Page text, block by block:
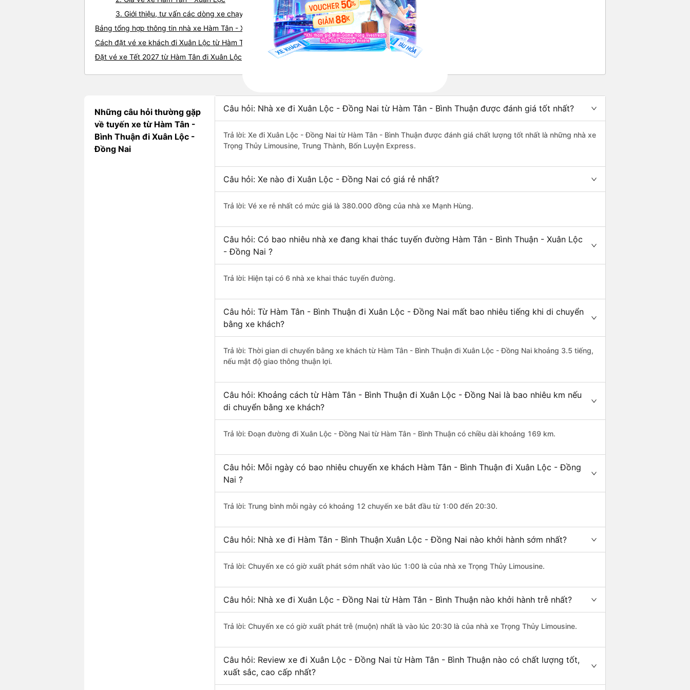
3. Giới thiệu, tư vấn các dòng xe chạy tuyến đường Hàm Tân đi Xuân Lộc
Bảng tổng hợp thông tin nhà xe Hàm Tân - Xuân Lộc
Cách đặt vé xe khách đi Xuân Lộc từ Hàm Tân nhanh và uy tín nhất
Đặt vé xe Tết 2027 từ Hàm Tân đi Xuân Lộc
Những câu hỏi thường gặp
về tuyến xe từ Hàm Tân -
Bình Thuận đi Xuân Lộc -
Đồng Nai
Câu hỏi: Nhà xe đi Xuân Lộc - Đồng Nai từ Hàm Tân - Bình Thuận được đánh giá tốt nhất?
Trả lời: Xe đi Xuân Lộc - Đồng Nai từ Hàm Tân - Bình Thuận được đánh giá chất lượng tốt nhất là những nhà xe
Trọng Thủy Limousine, Trung Thành, Bốn Luyện Express.
Câu hỏi: Xe nào đi Xuân Lộc - Đồng Nai có giá rẻ nhất?
Trả lời: Vé xe rẻ nhất có mức giá là 380.000 đồng của nhà xe Mạnh Hùng.
Câu hỏi: Có bao nhiêu nhà xe đang khai thác tuyến đường Hàm Tân - Bình Thuận - Xuân Lộc
- Đồng Nai ?
Trả lời: Hiện tại có 6 nhà xe khai thác tuyến đường.
Câu hỏi: Từ Hàm Tân - Bình Thuận đi Xuân Lộc - Đồng Nai mất bao nhiêu tiếng khi di chuyển
bằng xe khách?
Trả lời: Thời gian di chuyển bằng xe khách từ Hàm Tân - Bình Thuận đi Xuân Lộc - Đồng Nai khoảng 3.5 tiếng,
nếu mật độ giao thông thuận lợi.
Câu hỏi: Khoảng cách từ Hàm Tân - Bình Thuận đi Xuân Lộc - Đồng Nai là bao nhiêu km nếu
di chuyển bằng xe khách?
Trả lời: Đoạn đường đi Xuân Lộc - Đồng Nai từ Hàm Tân - Bình Thuận có chiều dài khoảng 169 km.
Câu hỏi: Mỗi ngày có bao nhiêu chuyến xe khách Hàm Tân - Bình Thuận đi Xuân Lộc - Đồng
Nai ?
Trả lời: Trung bình mỗi ngày có khoảng 12 chuyến xe bắt đầu từ 1:00 đến 20:30.
Câu hỏi: Nhà xe đi Hàm Tân - Bình Thuận Xuân Lộc - Đồng Nai nào khởi hành sớm nhất?
Trả lời: Chuyến xe có giờ xuất phát sớm nhất vào lúc 1:00 là của nhà xe Trọng Thủy Limousine.
Câu hỏi: Nhà xe đi Xuân Lộc - Đồng Nai từ Hàm Tân - Bình Thuận nào khởi hành trễ nhất?
Trả lời: Chuyến xe có giờ xuất phát trễ (muộn) nhất là vào lúc 20:30 là của nhà xe Trọng Thủy Limousine.
Câu hỏi: Review xe đi Xuân Lộc - Đồng Nai từ Hàm Tân - Bình Thuận nào có chất lượng tốt,
xuất sắc, cao cấp nhất?